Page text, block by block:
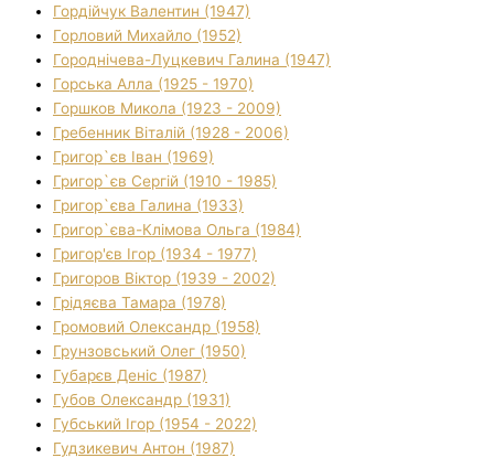
Гордійчук Валентин (1947)
Горловий Михайло (1952)
Городнічева-Луцкевич Галина (1947)
Горська Алла (1925 - 1970)
Горшков Микола (1923 - 2009)
Гребенник Віталій (1928 - 2006)
Григор`єв Іван (1969)
Григор`єв Сергій (1910 - 1985)
Григор`єва Галина (1933)
Григор`єва-Клімова Ольга (1984)
Григор'єв Ігор (1934 - 1977)
Григоров Віктор (1939 - 2002)
Грідяєва Тамара (1978)
Громовий Олександр (1958)
Грунзовський Олег (1950)
Губарєв Деніс (1987)
Губов Олександр (1931)
Губський Ігор (1954 - 2022)
Гудзикевич Антон (1987)